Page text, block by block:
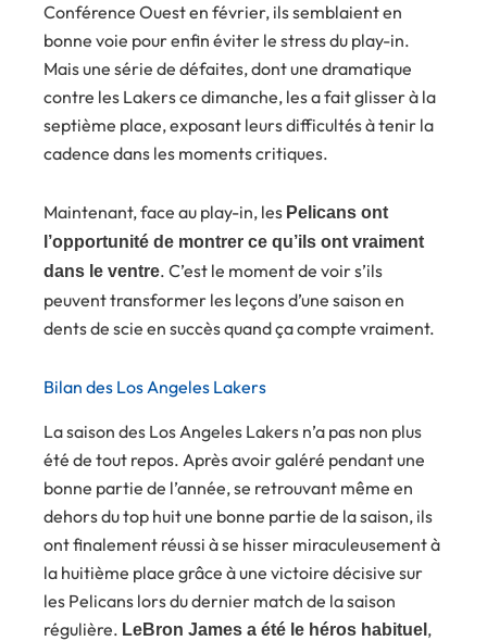
Conférence Ouest en février, ils semblaient en
bonne voie pour enfin éviter le stress du play-in.
Mais une série de défaites, dont une dramatique
contre les Lakers ce dimanche, les a fait glisser à la
septième place, exposant leurs difficultés à tenir la
cadence dans les moments critiques.
Maintenant, face au play-in, les Pelicans ont
l’opportunité de montrer ce qu’ils ont vraiment
dans le ventre. C’est le moment de voir s’ils
peuvent transformer les leçons d’une saison en
dents de scie en succès quand ça compte vraiment.
Bilan des Los Angeles Lakers
La saison des Los Angeles Lakers n’a pas non plus
été de tout repos. Après avoir galéré pendant une
bonne partie de l’année, se retrouvant même en
dehors du top huit une bonne partie de la saison, ils
ont finalement réussi à se hisser miraculeusement à
la huitième place grâce à une victoire décisive sur
les Pelicans lors du dernier match de la saison
régulière. LeBron James a été le héros habituel ,